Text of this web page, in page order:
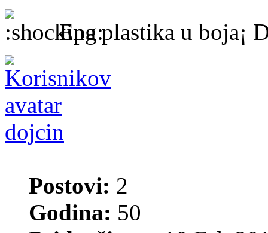
Epa plastika u boja¡
dojcin
Postovi: 2
Godina: 50